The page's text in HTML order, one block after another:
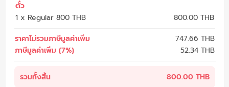
ตั๋ว
1 x Regular 800 THB
800.00 THB
ราคาไม่รวมภาษีมูลค่าเพิ่ม
747.66 THB
ภาษีมูลค่าเพิ่ม (7%)
52.34THB
รวมทั้งสิ้น 800.00 THB